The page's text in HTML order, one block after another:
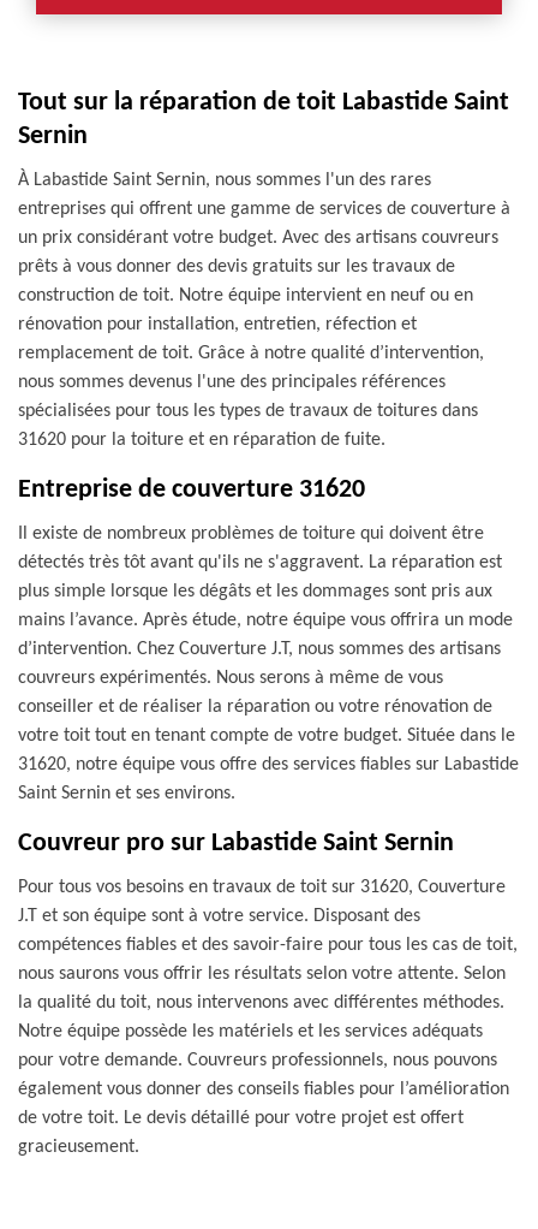
Tout sur la réparation de toit Labastide Saint
Sernin
À Labastide Saint Sernin, nous sommes l'un des rares
entreprises qui offrent une gamme de services de couverture à
un prix considérant votre budget. Avec des artisans couvreurs
prêts à vous donner des devis gratuits sur les travaux de
construction de toit. Notre équipe intervient en neuf ou en
rénovation pour installation, entretien, réfection et
remplacement de toit. Grâce à notre qualité d’intervention,
nous sommes devenus l'une des principales références
spécialisées pour tous les types de travaux de toitures dans
31620 pour la toiture et en réparation de fuite.
Entreprise de couverture 31620
Il existe de nombreux problèmes de toiture qui doivent être
détectés très tôt avant qu'ils ne s'aggravent. La réparation est
plus simple lorsque les dégâts et les dommages sont pris aux
mains l’avance. Après étude, notre équipe vous offrira un mode
d’intervention. Chez Couverture J.T, nous sommes des artisans
couvreurs expérimentés. Nous serons à même de vous
conseiller et de réaliser la réparation ou votre rénovation de
votre toit tout en tenant compte de votre budget. Située dans le
31620, notre équipe vous offre des services fiables sur Labastide
Saint Sernin et ses environs.
Couvreur pro sur Labastide Saint Sernin
Pour tous vos besoins en travaux de toit sur 31620, Couverture
J.T et son équipe sont à votre service. Disposant des
compétences fiables et des savoir-faire pour tous les cas de toit,
nous saurons vous offrir les résultats selon votre attente. Selon
la qualité du toit, nous intervenons avec différentes méthodes.
Notre équipe possède les matériels et les services adéquats
pour votre demande. Couvreurs professionnels, nous pouvons
également vous donner des conseils fiables pour l’amélioration
de votre toit. Le devis détaillé pour votre projet est offert
gracieusement.